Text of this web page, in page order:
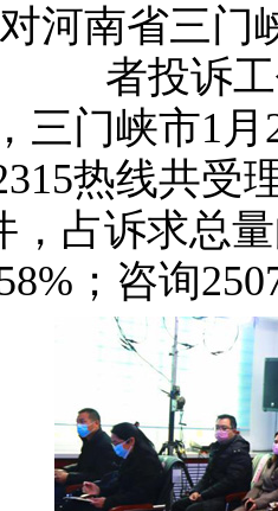
河南省三
者投诉
三门峡市1月
热线共受
，占诉求总
；咨询